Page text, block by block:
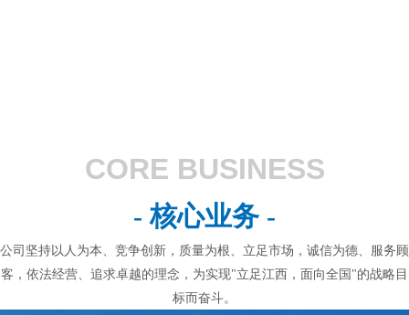
CORE BUSINESS
- 核心业务 -
公司坚持以人为本、竞争创新，质量为根、立足市场，诚信为德、服务顾
客，依法经营、追求卓越的理念，为实现"立足江西，面向全国"的战略目
标而奋斗。